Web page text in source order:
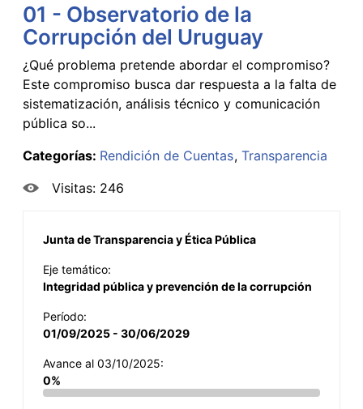
01 - Observatorio de la
Corrupción del Uruguay
¿Qué problema pretende abordar el compromiso?
Este compromiso busca dar respuesta a la falta de
sistematización, análisis técnico y comunicación
pública so...
Categorías: Rendición de Cuentas Transparencia
Visitas: 246
Junta de Transparencia y Ética Pública
Eje temático:
Integridad pública y prevención de la corrupción
Período:
01/09/2025 - 30/06/2029
Avance al 03/10/2025:
0%